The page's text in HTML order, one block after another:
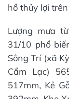
hồ thủy lợi
Lượng mưa
31/10 phổ
Sông Trí (xã
Cẩm Lạc)
517mm, Kẻ